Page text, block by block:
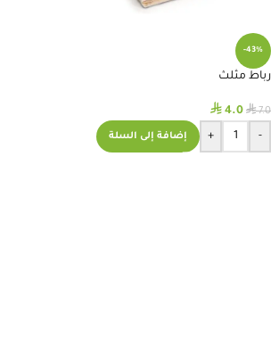
-43%
رباط مثلث
⃁7.0
⃁ 4.0
-
+ إضافة إلى السلة